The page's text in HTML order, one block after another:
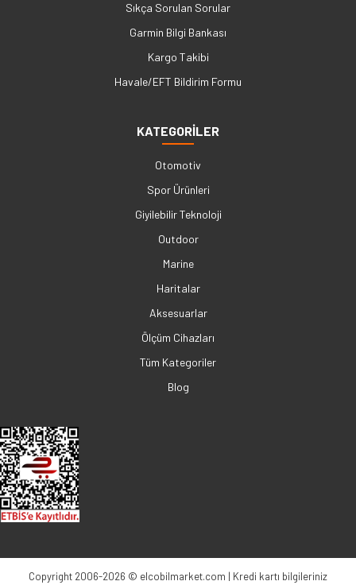
Sıkça Sorulan Sorular
Garmin Bilgi Bankası
Kargo Takibi
Havale/EFT Bildirim Formu
KATEGORİLER
Otomotiv
Spor Ürünleri
Giyilebilir Teknoloji
Outdoor
Marine
Haritalar
Aksesuarlar
Ölçüm Cihazları
Tüm Kategoriler
Blog
Copyright 2006-2026 © elcobilmarket.com | Kredi kartı bilgileriniz